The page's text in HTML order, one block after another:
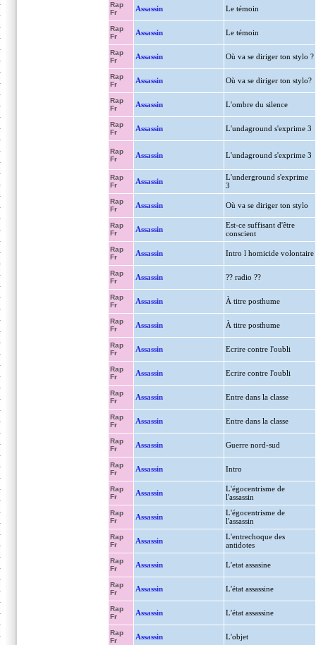
Rap
Fr
Assassin Le témoin
Rap
Fr
Assassin Le témoin
Rap
Fr
Assassin Où va se diriger ton stylo ?
Rap
Fr
Assassin Où va se diriger ton stylo?
Rap
Fr
Assassin L'ombre du silence
Rap
Fr
Assassin L'undaground s'exprime 3
Rap
Fr
Assassin L'undaground s'exprime 3
Rap
Fr
Assassin
L'underground s'exprime
3
Rap
Fr
Assassin Où va se diriger ton stylo
Rap
Fr
Assassin
Est-ce suffisant d'être
conscient
Rap
Fr
Assassin Intro l homicide volontaire
Rap
Fr
Assassin ?? radio ??
Rap
Fr
Assassin À titre posthume
Rap
Fr
Assassin À titre posthume
Rap
Fr
Assassin Ecrire contre l'oubli
Rap
Fr
Assassin Ecrire contre l'oubli
Rap
Fr
Assassin Entre dans la classe
Rap
Fr
Assassin Entre dans la classe
Rap
Fr
Assassin Guerre nord-sud
Rap
Fr
Assassin Intro
Rap
Fr
Assassin
L'égocentrisme de
l'assassin
Rap
Fr
Assassin
L'égocentrisme de
l'assassin
Rap
Fr
Assassin
L'entrechoque des
antidotes
Rap
Fr
Assassin L'etat assasine
Rap
Fr
Assassin L'état assassine
Rap
Fr
Assassin L'état assassine
Rap
Fr
Assassin L'objet